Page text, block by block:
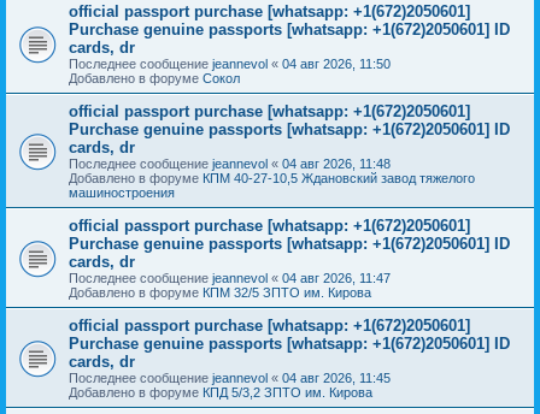
official passport purchase [whatsapp: +1(672)2050601]
Purchase genuine passports [whatsapp: +1(672)2050601] ID
cards, dr
Последнее сообщение jeannevol « 04 авг 2026, 11:50
Добавлено в форуме Сокол
official passport purchase [whatsapp: +1(672)2050601]
Purchase genuine passports [whatsapp: +1(672)2050601] ID
cards, dr
Последнее сообщение jeannevol « 04 авг 2026, 11:48
Добавлено в форуме КПМ 40-27-10,5 Ждановский завод тяжелого
машиностроения
official passport purchase [whatsapp: +1(672)2050601]
Purchase genuine passports [whatsapp: +1(672)2050601] ID
cards, dr
Последнее сообщение jeannevol « 04 авг 2026, 11:47
Добавлено в форуме КПМ 32/5 ЗПТО им. Кирова
official passport purchase [whatsapp: +1(672)2050601]
Purchase genuine passports [whatsapp: +1(672)2050601] ID
cards, dr
Последнее сообщение jeannevol « 04 авг 2026, 11:45
Добавлено в форуме КПД 5/3,2 ЗПТО им. Кирова